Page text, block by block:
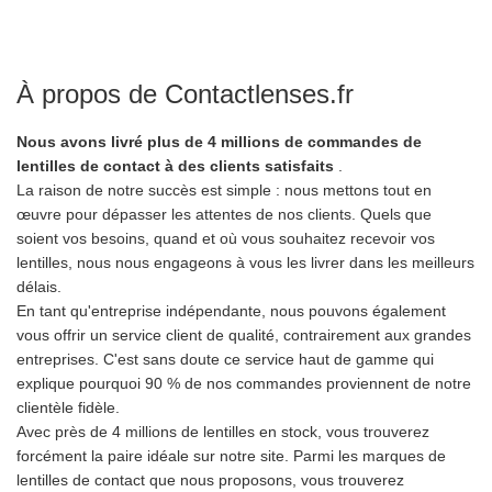
À propos de Contactlenses.fr
Nous avons livré plus de 4 millions de commandes de
lentilles de contact à des clients satisfaits
La raison de notre succès est simple : nous mettons tout en
œuvre pour dépasser les attentes de nos clients. Quels que
soient vos besoins, quand et où vous souhaitez recevoir vos
lentilles, nous nous engageons à vous les livrer dans les meilleurs
délais.
En tant qu'entreprise indépendante, nous pouvons également
vous offrir un service client de qualité, contrairement aux grandes
entreprises. C'est sans doute ce service haut de gamme qui
explique pourquoi 90 % de nos commandes proviennent de notre
clientèle fidèle.
Avec près de 4 millions de lentilles en stock, vous trouverez
forcément la paire idéale sur notre site. Parmi les marques de
lentilles de contact que nous proposons, vous trouverez